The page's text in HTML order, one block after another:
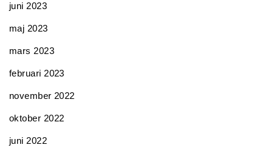
juni 2023
maj 2023
mars 2023
februari 2023
november 2022
oktober 2022
juni 2022